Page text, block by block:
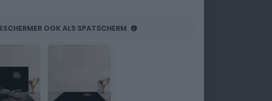
OOK ALS SPATSCHERM